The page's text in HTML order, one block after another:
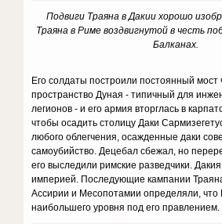
Подвиги Траяна в Дакии хорошо
Траяна в Риме воздвигнутой в честь
Балканах.
Его солдаты построили постоянный мост
пространство Дуная - типичный для
легионов - и его армия вторглась в
чтобы осадить столицу Даки
любого облегчения, осажденные даки
самоубийство. Децебал сбежал, но
его выследили римские разведчики.
империей. Последующие кампании
Ассирии и Месопотамии определяли, что
наибольшего уровня под его правлением.